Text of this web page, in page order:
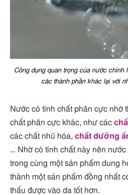
Công dụng quan trọng của nước chính
các thành phần khác lại với
Nước có tính chất phân cực nhờ
chất phân cực khác, như các
các chất nhũ hóa, chất dưỡng
… Nhờ có tính chất này nên
trong cùng một sản phẩm dung
thành một sản phẩm đồng nhất
thấu được vào da tốt hơn.